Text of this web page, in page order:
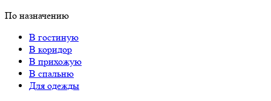
По назначению
В гостиную
В коридор
В прихожую
В спальню
Для одежды